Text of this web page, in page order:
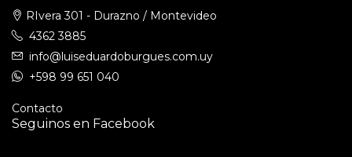
RIvera 301 - Durazno / Montevideo
4362 3885
info@luiseduardoburgues.com.uy
+598 99 651 040
Contacto
Seguinos en Facebook